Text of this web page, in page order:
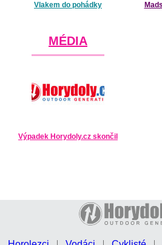
Vlakem do pohádky
MÉDIA
Výpadek Horydoly.cz skončil